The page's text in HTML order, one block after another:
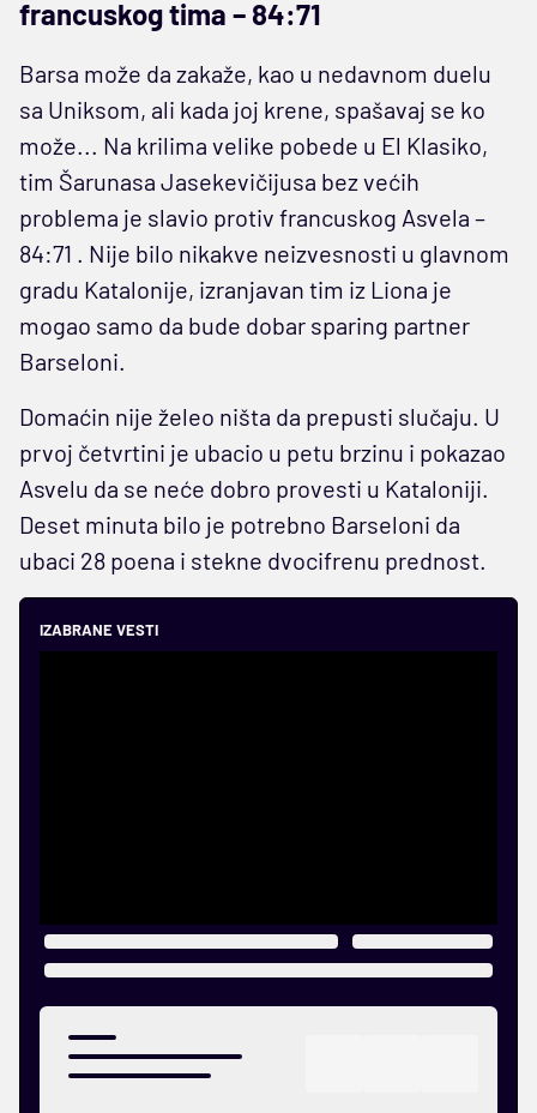
francuskog tima – 84:71
Barsa može da zakaže, kao u nedavnom duelu
sa Uniksom, ali kada joj krene, spašavaj se ko
može... Na krilima velike pobede u El Klasiko,
tim Šarunasa Jasekevičijusa bez većih
problema je slavio protiv francuskog Asvela –
84:71 . Nije bilo nikakve neizvesnosti u glavnom
gradu Katalonije, izranjavan tim iz Liona je
mogao samo da bude dobar sparing partner
Barseloni.
Domaćin nije želeo ništa da prepusti slučaju. U
prvoj četvrtini je ubacio u petu brzinu i pokazao
Asvelu da se neće dobro provesti u Kataloniji.
Deset minuta bilo je potrebno Barseloni da
ubaci 28 poena i stekne dvocifrenu prednost.
IZABRANE VESTI